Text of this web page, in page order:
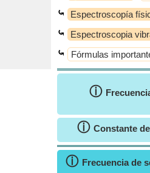
⤿ Espectroscopía
⤿ Espectroscopia
⤿ Fórmulas
ⓘ
ⓘ Constante
ⓘ Frecuencia de